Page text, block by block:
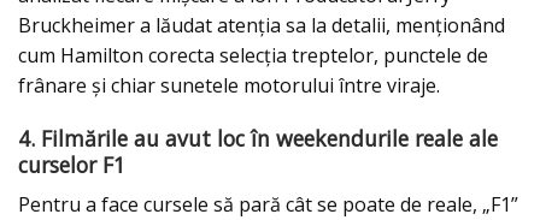
Bruckheimer a lăudat atenția sa la detalii, menționând
cum Hamilton corecta selecția treptelor, punctele de
frânare și chiar sunetele motorului între viraje.
4. Filmările au avut loc în weekendurile reale ale
curselor F1
Pentru a face cursele să pară cât se poate de reale, „F1”